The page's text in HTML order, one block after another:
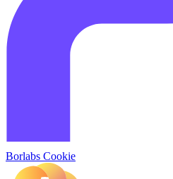
Borlabs Cookie